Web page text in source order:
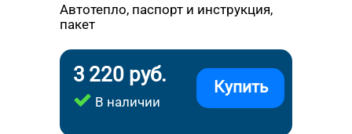
Автотепло, паспорт и инструкция,
пакет
3 220 руб.
В наличии
Купить